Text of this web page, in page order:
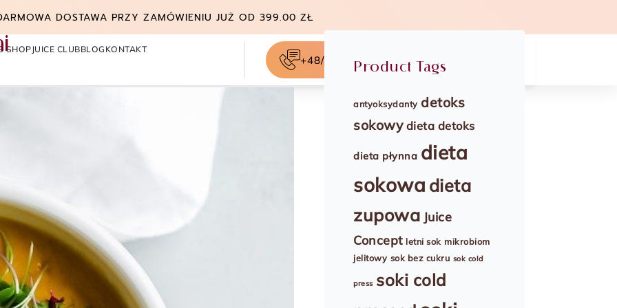
DOSTAWA PRZY ZAMÓWIENIU JUŻ OD 399.00 ZŁ
SHOPJUICE CLUBBLOG KONTAKT
+48/504-867-754Product Tags
antyoksydanty detoks
sokowy dieta detoks
dieta płynna dieta
sokowa dieta
zupowa Juice
Concept letni sok mikrobiom
jelitowy sok bez cukru sok cold
press soki cold